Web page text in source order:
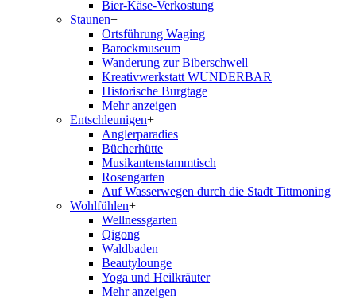
Bier-Käse-Verkostung
Staunen+
Ortsführung Waging
Barockmuseum
Wanderung zur Biberschwell
Kreativwerkstatt WUNDERBAR
Historische Burgtage
Mehr anzeigen
Entschleunigen+
Anglerparadies
Bücherhütte
Musikantenstammtisch
Rosengarten
Auf Wasserwegen durch die Stadt Tittmoning
Wohlfühlen+
Wellnessgarten
Qigong
Waldbaden
Beautylounge
Yoga und Heilkräuter
Mehr anzeigen